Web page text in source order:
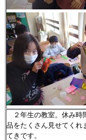
２年生の教室。休み時
品をたくさん見せてくれ
てきです。